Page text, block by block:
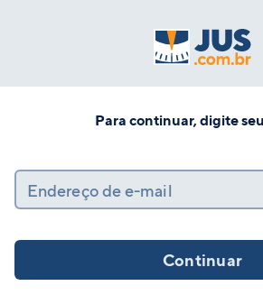
Para continuar, digite
Endereço de e-mail
Continuar